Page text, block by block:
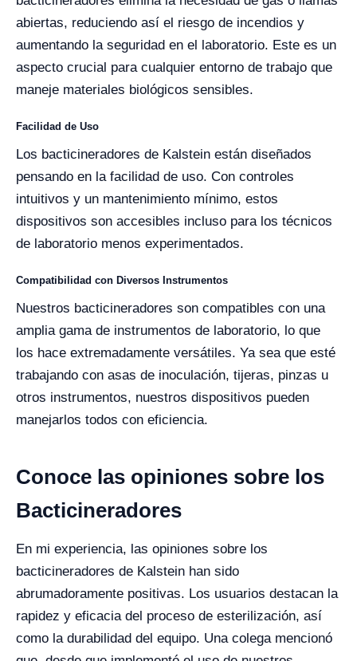
abiertas, reduciendo así el riesgo de incendios y
aumentando la seguridad en el laboratorio. Este es un
aspecto crucial para cualquier entorno de trabajo que
maneje materiales biológicos sensibles.
Facilidad de Uso
Los bacticineradores de Kalstein están diseñados
pensando en la facilidad de uso. Con controles
intuitivos y un mantenimiento mínimo, estos
dispositivos son accesibles incluso para los técnicos
de laboratorio menos experimentados.
Compatibilidad con Diversos Instrumentos
Nuestros bacticineradores son compatibles con una
amplia gama de instrumentos de laboratorio, lo que
los hace extremadamente versátiles. Ya sea que esté
trabajando con asas de inoculación, tijeras, pinzas u
otros instrumentos, nuestros dispositivos pueden
manejarlos todos con eficiencia.
Conoce las opiniones sobre los
Bacticineradores
En mi experiencia, las opiniones sobre los
bacticineradores de Kalstein han sido
abrumadoramente positivas. Los usuarios destacan la
rapidez y eficacia del proceso de esterilización, así
como la durabilidad del equipo. Una colega mencionó